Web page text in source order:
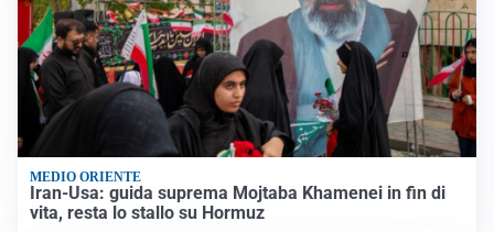
MEDIO ORIENTE
Iran-Usa: guida suprema Mojtaba Khamenei in fin di
vita, resta lo stallo su Hormuz